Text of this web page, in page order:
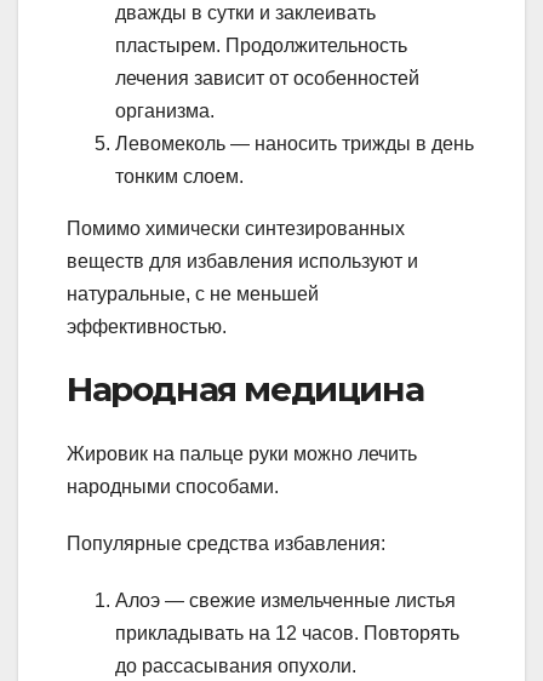
дважды в сутки и заклеивать
пластырем. Продолжительность
лечения зависит от особенностей
организма.
Левомеколь — наносить трижды в день
тонким слоем.
Помимо химически синтезированных
веществ для избавления используют и
натуральные, с не меньшей
эффективностью.
Народная медицина
Жировик на пальце руки можно лечить
народными способами.
Популярные средства избавления:
Алоэ — свежие измельченные листья
прикладывать на 12 часов. Повторять
до рассасывания опухоли.